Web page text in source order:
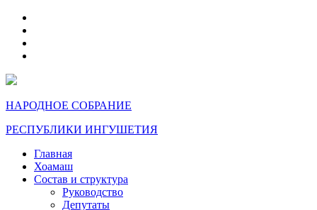
НАРОДНОЕ СОБРАНИЕ
РЕСПУБЛИКИ ИНГУШЕТИЯ
Главная
Хоамаш
Состав и структура
Руководство
Депутаты